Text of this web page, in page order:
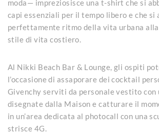
moda— impreziosisce una t-shirt che si
capi essenziali per il tempo libero e che si
perfettamente ritmo della vita urbana
stile di vita costiero.
Al Nikki Beach Bar & Lounge, gli ospiti
l’occasione di assaporare dei cocktail
Givenchy serviti da personale vestito con
disegnate dalla Maison e catturare il
in un’area dedicata al photocall con una
strisce 4G.